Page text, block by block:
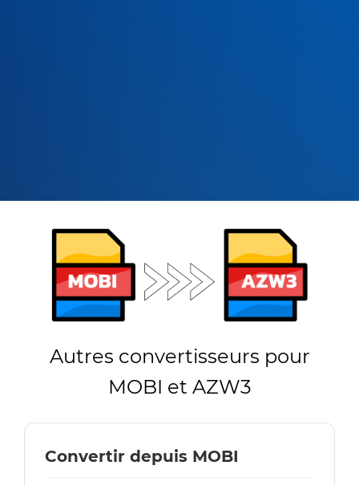
Autres convertisseurs pour
MOBI et AZW3
Convertir depuis MOBI